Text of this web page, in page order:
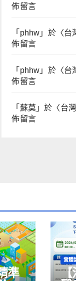
佈留言
「 phhw 」於〈台
佈留言
「 phhw 」於〈台
佈留言
「 蘇莫」於〈台
佈留言
準
實體
【